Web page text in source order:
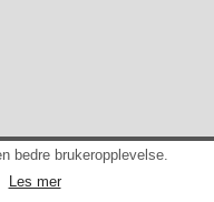
bedre brukeropplevelse.
Les mer